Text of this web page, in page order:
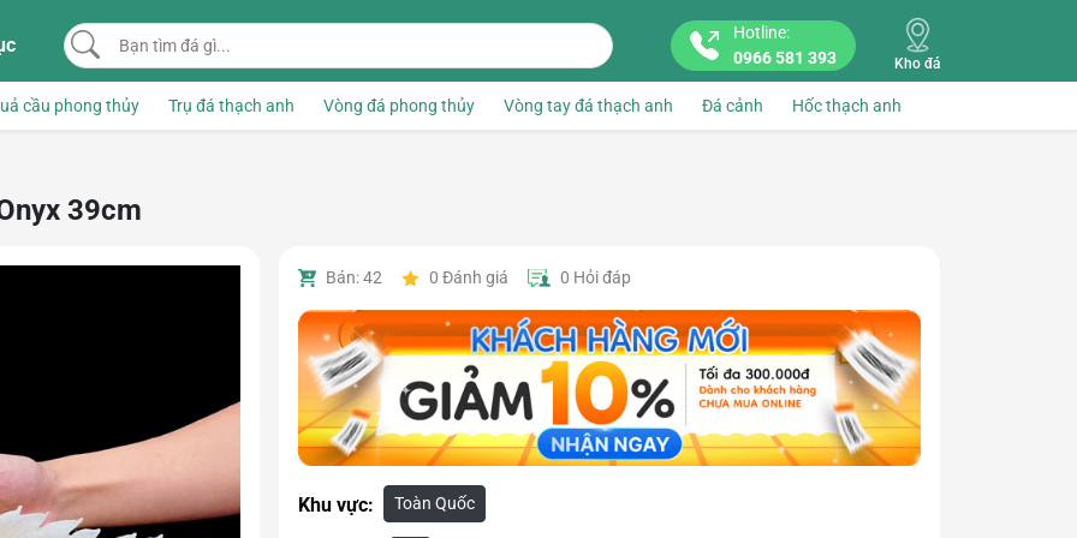
Bạn tìm đá gì...
Hotline:
0966 581 393
Kho đá
cầu phong thủy Trụ đá thạch anh Vòng đá phong thủy Vòng tay đá thạch anh Đá cảnh Hốc thạch anh
39cm
Bán: 42 0 Đánh giá 0 Hỏi đáp
Khu vực: Toàn Quốc